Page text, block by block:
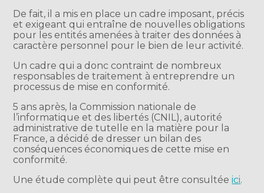
De fait, il a mis en place un cadre imposant, précis
et exigeant qui entraîne de nouvelles obligations
pour les entités amenées à traiter des données à
caractère personnel pour le bien de leur activité.
Un cadre qui a donc contraint de nombreux
responsables de traitement à entreprendre un
processus de mise en conformité.
5 ans après, la Commission nationale de
l’informatique et des libertés (CNIL), autorité
administrative de tutelle en la matière pour la
France, a décidé de dresser un bilan des
conséquences économiques de cette mise en
conformité.
Une étude complète qui peut être consultéeici.